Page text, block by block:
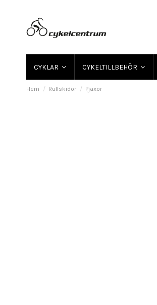
CYKLAR CYKELTILLBEHÖR
Hem Rullskidor Pjäxor